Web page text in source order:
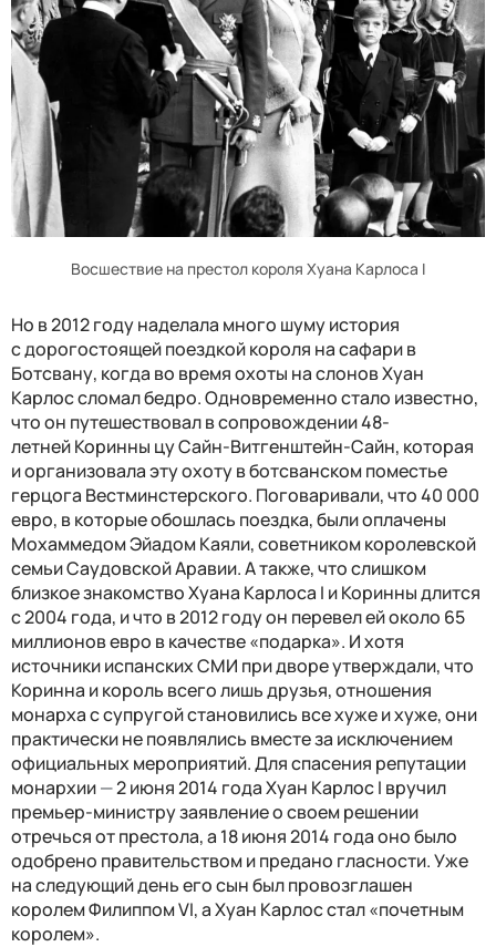
Восшествие на престол короля Хуана Карлоса I
Но в 2012 году наделала много шуму история
с дорогостоящей поездкой короля на сафари в
Ботсвану, когда во время охоты на слонов Хуан
Карлос сломал бедро. Одновременно стало известно,
что он путешествовал в сопровождении 48-
летней Коринны цу Сайн-Витгенштейн-Сайн, которая
и организовала эту охоту в ботсванском поместье
герцога Вестминстерского. Поговаривали, что 40 000
евро, в которые обошлась поездка, были оплачены
Мохаммедом Эйадом Каяли, советником королевской
семьи Саудовской Аравии. А также, что слишком
близкое знакомство Хуана Карлоса I и Коринны длится
с 2004 года, и что в 2012 году он перевел ей около 65
миллионов евро в качестве «подарка». И хотя
источники испанских СМИ при дворе утверждали, что
Коринна и король всего лишь друзья, отношения
монарха с супругой становились все хуже и хуже, они
практически не появлялись вместе за исключением
официальных мероприятий. Для спасения репутации
монархии—2 июня 2014 года Хуан Карлос I вручил
премьер-министру заявление о своем решении
отречься от престола, а 18 июня 2014 года оно было
одобрено правительством и предано гласности. Уже
на следующий день его сын был провозглашен
королем Филиппом VI, а Хуан Карлос стал «почетным
королем».